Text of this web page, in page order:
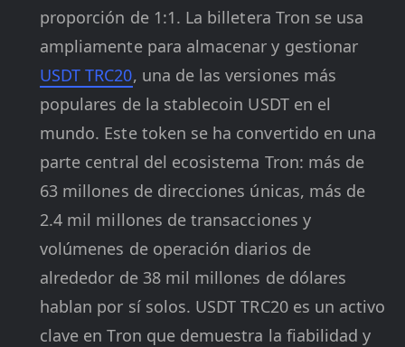
proporción de 1:1. La billetera Tron se usa
ampliamente para almacenar y gestionar
USDT TRC20, una de las versiones más
populares de la stablecoin USDT en el
mundo. Este token se ha convertido en una
parte central del ecosistema Tron: más de
63 millones de direcciones únicas, más de
2.4 mil millones de transacciones y
volúmenes de operación diarios de
alrededor de 38 mil millones de dólares
hablan por sí solos. USDT TRC20 es un activo
clave en Tron que demuestra la fiabilidad y